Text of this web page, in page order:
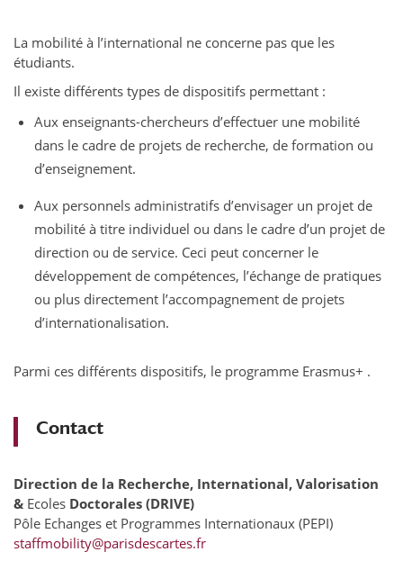
La mobilité à l’international ne concerne pas que les
étudiants.
Il existe différents types de dispositifs permettant :
Aux enseignants-chercheurs d’effectuer une mobilité
dans le cadre de projets de recherche, de formation ou
d’enseignement.
Aux personnels administratifs d’envisager un projet de
mobilité à titre individuel ou dans le cadre d’un projet de
direction ou de service. Ceci peut concerner le
développement de compétences, l’échange de pratiques
ou plus directement l’accompagnement de projets
d’internationalisation.
Parmi ces différents dispositifs, le programme Erasmus+ .
Contact
Direction de la Recherche, International, Valorisation
& Ecoles Doctorales (DRIVE)
Pôle Echanges et Programmes Internationaux (PEPI)
staffmobility@parisdescartes.fr